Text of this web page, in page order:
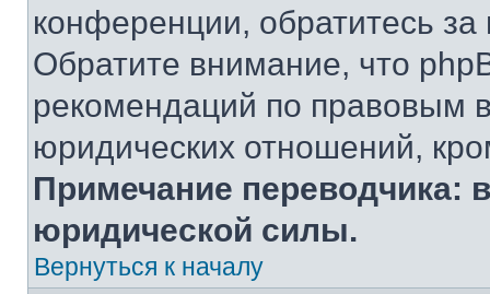
конференции, обратитесь
Обратите внимание, что
рекомендаций по правовым
юридических отношений,
Примечание переводчика:
юридической силы.
Вернуться к началу